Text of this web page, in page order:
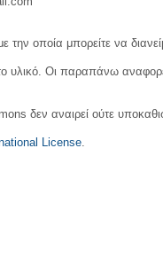
οποία μπορείτε να
υλικό. Οι παραπάνω
δεν αναιρεί ούτε
License.